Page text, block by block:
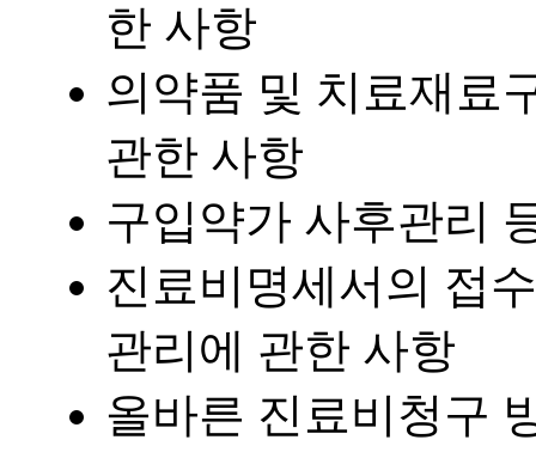
한 사항
의약품 및 치료재료
관한 사항
구입약가 사후관리
진료비명세서의 접
관리에 관한 사항
올바른 진료비청구